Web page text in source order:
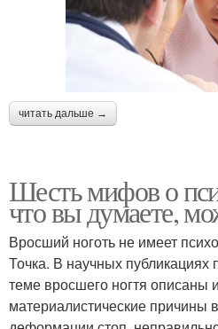
читать дальше →
Шесть мифов о
что вы думаете,
Вросший ноготь не имеет
Точка. В научных публикациях
теме вросшего ногтя описаны
материалистические причины